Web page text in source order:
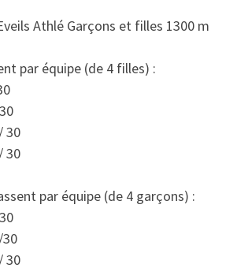
Athlé Garçons et filles 1300 m
par équipe (de 4 filles) :
30
30
par équipe (de 4 garçons) :
30